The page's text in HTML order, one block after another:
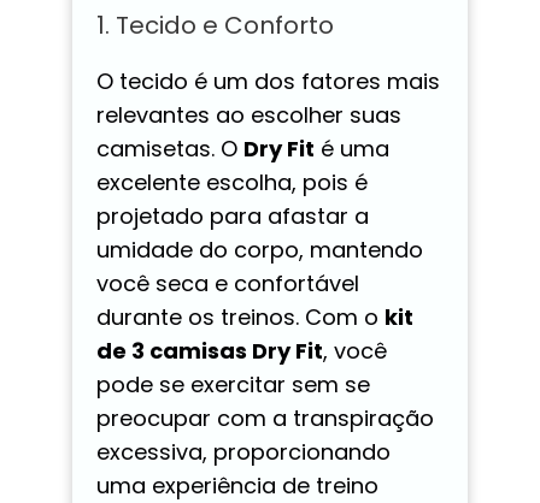
1. Tecido e Conforto
O tecido é um dos fatores mais
relevantes ao escolher suas
camisetas. O Dry Fit é uma
excelente escolha, pois é
projetado para afastar a
umidade do corpo, mantendo
você seca e confortável
durante os treinos. Com o kit
de 3 camisas Dry Fit, você
pode se exercitar sem se
preocupar com a transpiração
excessiva, proporcionando
uma experiência de treino